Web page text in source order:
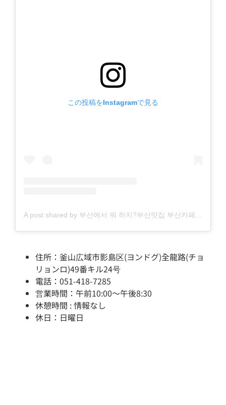
この投稿をInstagramで見る
住所：釜山広域市影島区(ヨンドグ)全龍路(チョ
リョンロ)49番キル24号
電話：051-418-7285
営業時間：午前10:00～午後8:30
休憩時間 : 情報なし
休日：日曜日